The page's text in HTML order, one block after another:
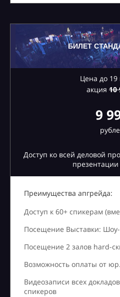
БИЛЕТ
Цена до 19
акция 10
9
Доступ ко всей деловой
презентации
Преимущества апгрейда:
Доступ к 60+ спикерам
Посещение Выставки:
Посещение 2 залов hard-
Возможность оплаты от
Видеозаписи всех
спикеров